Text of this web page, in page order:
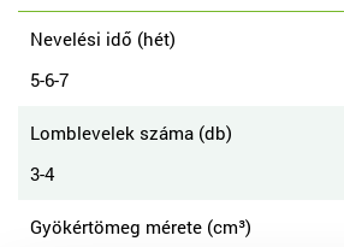
Nevelési idő (hét)
5-6-7
Lomblevelek száma (db)
3-4
Gyökértömeg mérete (cm³)